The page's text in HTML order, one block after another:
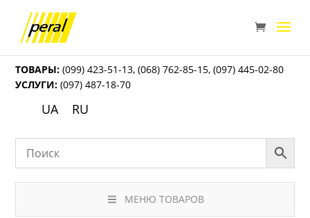
ТОВАРЫ: (099) 423-51-13,(068) 762-85-15,(097) 445-02-80
УСЛУГИ: (097) 487-18-70
UA RU
МЕНЮ ТОВАРОВ